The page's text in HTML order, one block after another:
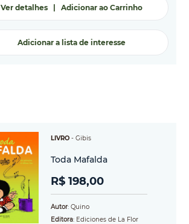
Ver detalhes| Adicionar ao Carrinho
Adicionar a lista de interesse
LIVRO - Gibis
Toda Mafalda
R$ 198,00
Autor: Quino
Editora: Ediciones de La Flor